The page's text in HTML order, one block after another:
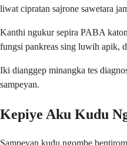
liwat cipratan sajrone sawetara
Kanthi ngukur sepira PABA
fungsi pankreas sing luwih apik,
Iki dianggep minangka tes
sampeyan.
Kepiye Aku Kudu